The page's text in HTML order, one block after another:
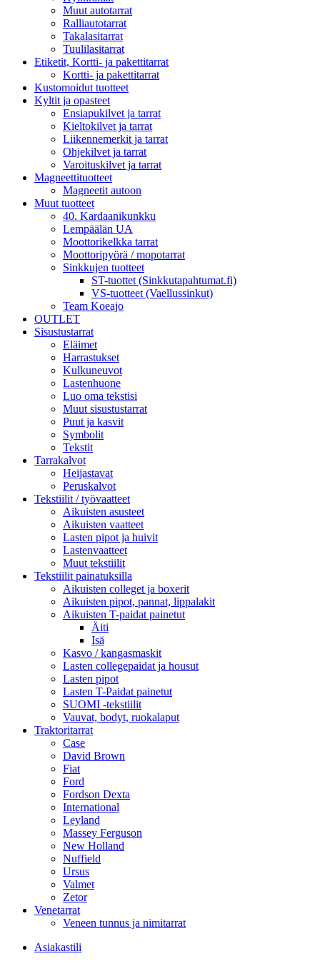
Muut autotarrat
Ralliautotarrat
Takalasitarrat
Tuulilasitarrat
Etiketit, Kortti- ja pakettitarrat
Kortti- ja pakettitarrat
Kustomoidut tuotteet
Kyltit ja opasteet
Ensiapukilvet ja tarrat
Kieltokilvet ja tarrat
Liikennemerkit ja tarrat
Ohjekilvet ja tarrat
Varoituskilvet ja tarrat
Magneettituotteet
Magneetit autoon
Muut tuotteet
40. Kardaanikunkku
Lempäälän UA
Moottorikelkka tarrat
Moottoripyörä / mopotarrat
Sinkkujen tuotteet
ST-tuottet (Sinkkutapahtumat.fi)
VS-tuotteet (Vaellussinkut)
Team Koeajo
OUTLET
Sisustustarrat
Eläimet
Harrastukset
Kulkuneuvot
Lastenhuone
Luo oma tekstisi
Muut sisustustarrat
Puut ja kasvit
Symbolit
Tekstit
Tarrakalvot
Heijastavat
Peruskalvot
Tekstiilit / työvaatteet
Aikuisten asusteet
Aikuisten vaatteet
Lasten pipot ja huivit
Lastenvaatteet
Muut tekstiilit
Tekstiilit painatuksilla
Aikuisten colleget ja boxerit
Aikuisten pipot, pannat, lippalakit
Aikuisten T-paidat painetut
Äiti
Isä
Kasvo / kangasmaskit
Lasten collegepaidat ja housut
Lasten pipot
Lasten T-Paidat painetut
SUOMI -tekstiilit
Vauvat, bodyt, ruokalaput
Traktoritarrat
Case
David Brown
Fiat
Ford
Fordson Dexta
International
Leyland
Massey Ferguson
New Holland
Nuffield
Ursus
Valmet
Zetor
Venetarrat
Veneen tunnus ja nimitarrat
Asiakastili